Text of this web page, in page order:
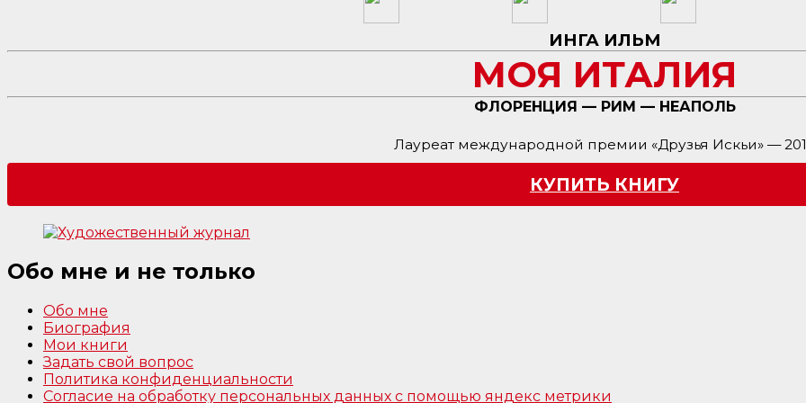
ИНГА ИЛЬМ
МОЯ ИТАЛИЯ
ФЛОРЕНЦИЯ — РИМ — НЕАПОЛЬ
Лауреат международной премии «Друзья Искьи» —
КУПИТЬ КНИГУ
Обо мне и не только
Обо мне
Биография
Мои книги
Задать свой вопрос
Политика конфиденциальности
Согласие на обработку персональных данных с помощью яндекс метрики